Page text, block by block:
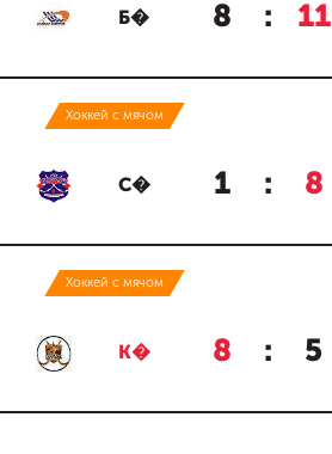
Б� 8 : 11
Хоккей с мячом
С� 1 : 8
Хоккей с мячом
К� 8 : 5